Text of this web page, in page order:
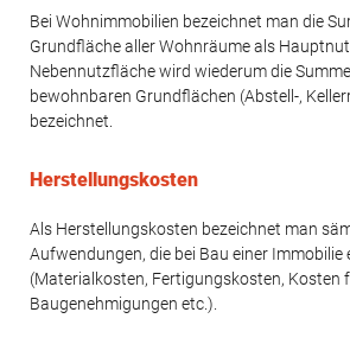
Bei Wohnimmobilien bezeichnet man die
Grundfläche aller Wohnräume als
Nebennutzfläche wird wiederum die
bewohnbaren Grundflächen (Abstell-,
bezeichnet.
Herstellungskosten
Als Herstellungskosten bezeichnet man
Aufwendungen, die bei Bau einer Immobilie
(Materialkosten, Fertigungskosten, Kosten
Baugenehmigungen etc.).